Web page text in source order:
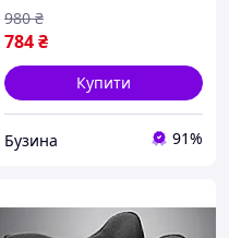
784₴
980 ₴
Купити
Бузина 91%